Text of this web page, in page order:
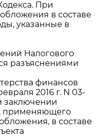
При
в составе
указанные в
Налогового
разъяснениями
финансов
2016 г. N 03-
заключении
применяющего
в составе